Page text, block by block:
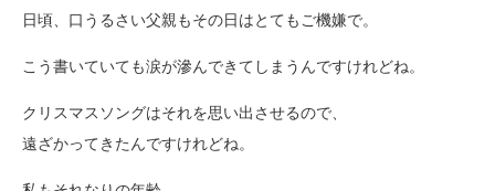
日頃、口うるさい父親もその日はとてもご機嫌で。
こう書いていても涙が滲んできてしまうんですけれどね。
クリスマスソングはそれを思い出させるので、
遠ざかってきたんですけれどね。